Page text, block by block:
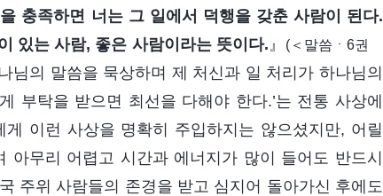
충족하면 너는 그 일에서 덕행을 갖춘 사람이 된다.
있는 사람, 좋은 사람이라는 뜻이다.』
(＜말씀ㆍ6권
님의 말씀을 묵상하며 제 처신과 일 처리가 하나님의
부탁을 받으면 최선을 다해야 한다.’는 전통 사상에
이런 사상을 명확히 주입하지는 않으셨지만, 어릴
무리 어렵고 시간과 에너지가 많이 들어도 반드시
주위 사람들의 존경을 받고 심지어 돌아가신 후에도